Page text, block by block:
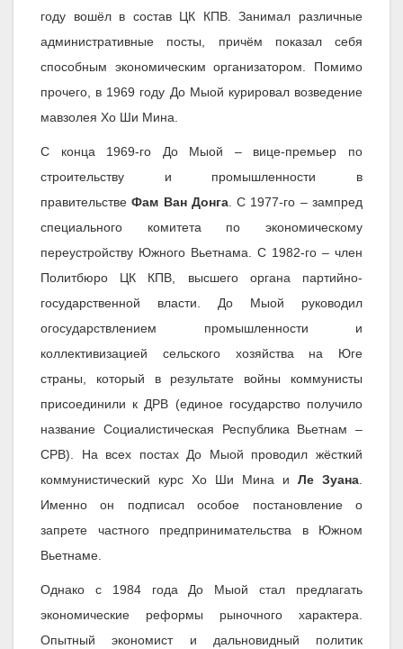
году вошёл в состав ЦК КПВ. Занимал различные
административные посты, причём показал себя
способным экономическим организатором. Помимо
прочего, в 1969 году До Мыой курировал возведение
мавзолея Хо Ши Мина.
С конца 1969-го До Мыой – вице-премьер по
строительству и промышленности в
правительствеФам Ван Донга. С 1977-го – зампред
специального комитета по экономическому
переустройству Южного Вьетнама. С 1982-го – член
Политбюро ЦК КПВ, высшего органа партийно-
государственной власти. До Мыой руководил
огосударствлением промышленности и
коллективизацией сельского хозяйства на Юге
страны, который в результате войны коммунисты
присоединили к ДРВ (единое государство получило
название Социалистическая Республика Вьетнам –
СРВ). На всех постах До Мыой проводил жёсткий
коммунистический курс Хо Ши Мина и Ле Зуана
Именно он подписал особое постановление о
запрете частного предпринимательства в Южном
Вьетнаме.
Однако с 1984 года До Мыой стал предлагать
экономические реформы рыночного характера.
Опытный экономист и дальновидный политик